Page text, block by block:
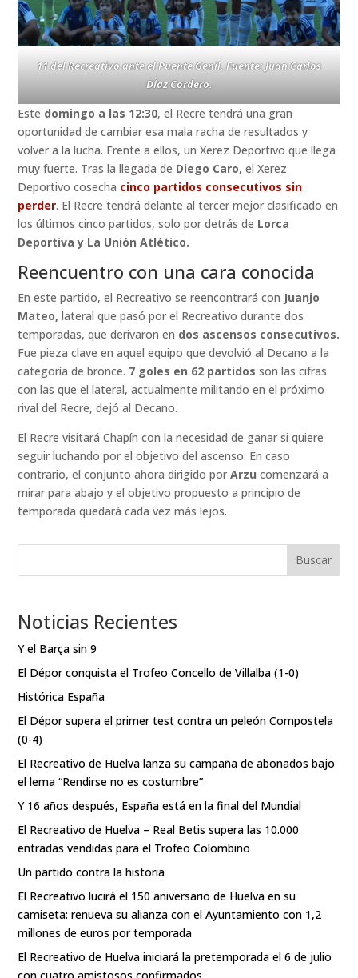
11 del Recreativo ante el Puente Genil. Fuente: Juan Carlos
Díaz Cordero.
Este domingo a las 12:30, el Recre tendrá una gran
oportunidad de cambiar esa mala racha de resultados y
volver a la lucha. Frente a ellos, un Xerez Deportivo que llega
muy fuerte. Tras la llegada de Diego Caro,el Xerez
Deportivo cosecha cinco partidos consecutivos sin
perder. El Recre tendrá delante al tercer mejor clasificado en
los últimos cinco partidos, solo por detrás de Lorca
Deportiva y La Unión Atlético.
Reencuentro con una cara conocida
En este partido, el Recreativo se reencontrará con Juanjo
Mateo, lateral que pasó por el Recreativo durante dos
temporadas, que derivaron en dos ascensos consecutivos.
Fue pieza clave en aquel equipo que devolvió al Decano a la
categoría de bronce. 7 goles en 62 partidos son las cifras
con las que el lateral, actualmente militando en el próximo
rival del Recre, dejó al Decano.
El Recre visitará Chapín con la necesidad de ganar si quiere
seguir luchando por el objetivo del ascenso. En caso
contrario, el conjunto ahora dirigido porArzu comenzará a
mirar para abajo y el objetivo propuesto a principio de
temporada quedará cada vez más lejos.
Buscar
Noticias Recientes
Y el Barça sin 9
El Dépor conquista el Trofeo Concello de Villalba (1-0)
Histórica España
El Dépor supera el primer test contra un peleón Compostela
(0-4)
El Recreativo de Huelva lanza su campaña de abonados bajo
el lema “Rendirse no es costumbre”
Y 16 años después, España está en la final del Mundial
El Recreativo de Huelva – Real Betis supera las 10.000
entradas vendidas para el Trofeo Colombino
Un partido contra la historia
El Recreativo lucirá el 150 aniversario de Huelva en su
camiseta: renueva su alianza con el Ayuntamiento con 1,2
millones de euros por temporada
El Recreativo de Huelva iniciará la pretemporada el 6 de julio